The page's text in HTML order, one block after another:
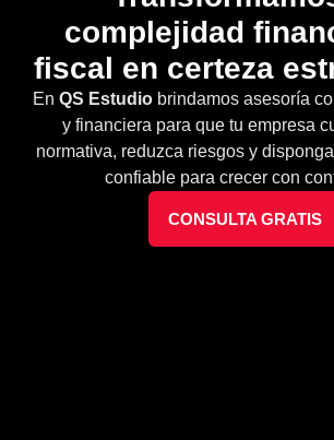
complejidad
fiscal en certeza
En QS Estudiobrindamos asesoría
y financiera para que tu empresa
normativa, reduzca riesgos y
confiable para crecer con
CONSULTA GRATIS